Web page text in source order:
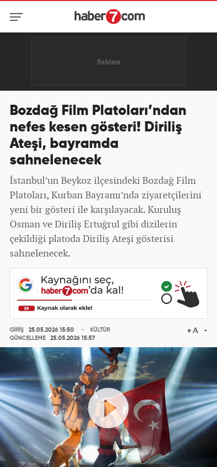
Bozdağ Film Platoları’ndan
nefes kesen gösteri! Diriliş
Ateşi, bayramda
sahnelenecek
İstanbul’un Beykoz ilçesindeki Bozdağ Film
Platoları, Kurban Bayramı’nda ziyaretçilerini
yeni bir gösteri ile karşılayacak. Kuruluş
Osman ve Diriliş Ertuğrul gibi dizilerin
çekildiği platoda Diriliş Ateşi gösterisi
sahnelenecek.
GİRİŞ
25.05.2026 15:50
GÜNCELLEME
25.05.2026 15:57
KÜLTÜR